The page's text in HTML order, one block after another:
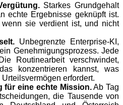
Starkes Grundgehalt
echte Ergebnisse geknüpft ist.
wenn sie verdient ist, und nicht
Unbegrenzte Enterprise-KI,
Genehmigungsprozess. Jede
Routinearbeit verschwindet,
konzentrieren kannst, was
erfordert.
für eine echte Mission.Ab Tag
die Tausende von